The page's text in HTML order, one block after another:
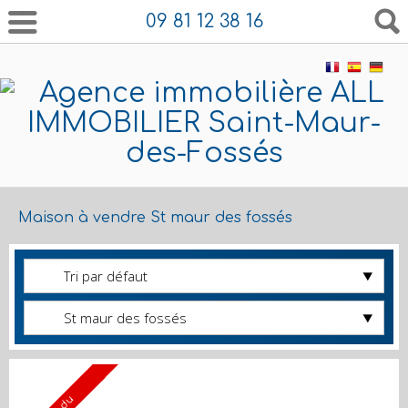
09 81 12 38 16
Maison à vendre St maur des fossés
Tri par défaut
St maur des fossés